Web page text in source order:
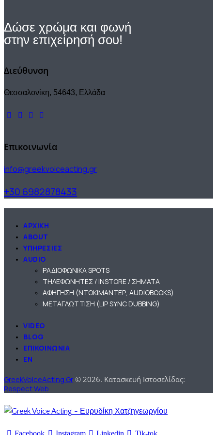
άρθρων
Δώσε χρώμα και φωνή
στην επιχείρησή σου!
Διεύθυνση
Θεσσαλονίκη, 54643, Ελλάδα
Επικοινωνία
info@greekvoiceacting.gr
+30 6982878433
ΑΡΧΙΚΗ
ABOUT
ΥΠΗΡΕΣΙΕΣ
AUDIO
ΡΑΔΙΟΦΩΝΙΚΑ SPOTS
ΤΗΛΕΦΩΝΗΤΕΣ / INSTORE / ΣΗΜΑΤΑ
ΑΦΗΓΗΣΗ (ΝΤΟΚΙΜΑΝΤΕΡ, AUDIOBOOKS)
ΜΕΤΑΓΛΩΤΤΙΣΗ (LIP SYNC DUBBING)
VIDEO
BLOG
ΕΠΙΚΟΙΝΩΝΙΑ
EN
GreekVoiceActing.Gr © 2026. Κατασκευή Ιστοσελίδας:
Respect Web
Facebook Instagram Linkedin Tik-tok